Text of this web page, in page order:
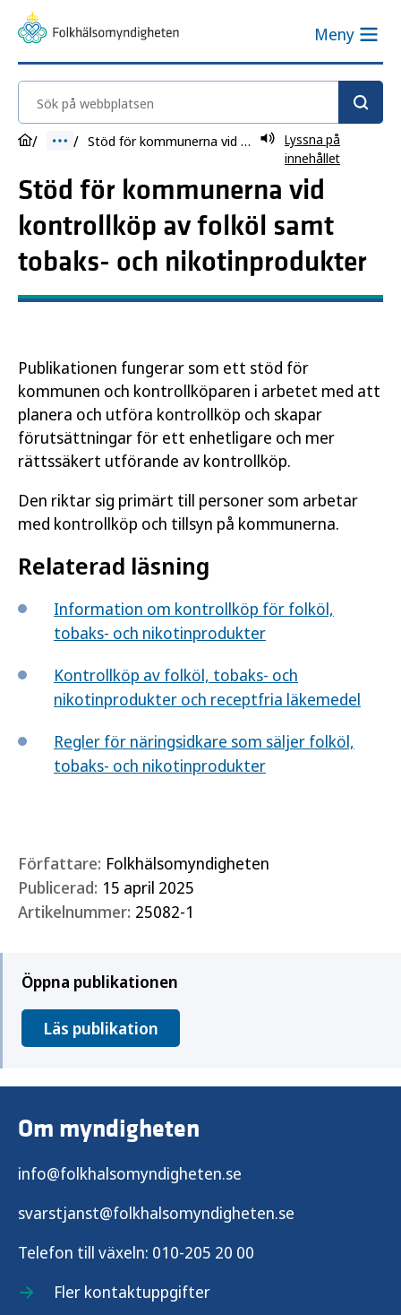
Meny
Sök på webbplatsen
Stöd för kommunerna vid kontrollköp av folköl samt tobaks- och nikotinprodukter
Lyssna på
innehållet
Stöd för kommunerna vid
kontrollköp av folköl samt
tobaks- och nikotinprodukter
Publikationen fungerar som ett stöd för
kommunen och kontrollköparen i arbetet med att
planera och utföra kontrollköp och skapar
förutsättningar för ett enhetligare och mer
rättssäkert utförande av kontrollköp.
Den riktar sig primärt till personer som arbetar
med kontrollköp och tillsyn på kommunerna.
Relaterad läsning
Information om kontrollköp för folköl,
tobaks- och nikotinprodukter
Kontrollköp av folköl, tobaks- och
nikotinprodukter och receptfria läkemedel
Regler för näringsidkare som säljer folköl,
tobaks- och nikotinprodukter
Författare: Folkhälsomyndigheten
Publicerad: 15 april 2025
Artikelnummer: 25082-1
Öppna publikationen
Läs publikation
Om myndigheten
info@folkhalsomyndigheten.se
svarstjanst@folkhalsomyndigheten.se
Telefon till växeln: 010-205 20 00
Fler kontaktuppgifter